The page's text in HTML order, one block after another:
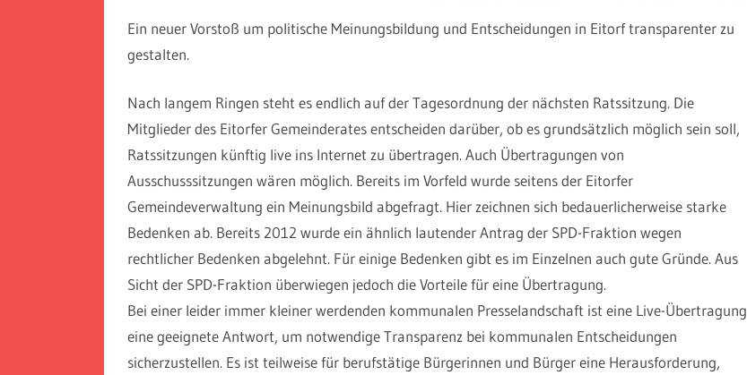
Ein neuer Vorstoß um politische Meinungsbildung und Entscheidungen in Eitorf transparenter zu
gestalten.
Nach langem Ringen steht es endlich auf der Tagesordnung der nächsten Ratssitzung. Die
Mitglieder des Eitorfer Gemeinderates entscheiden darüber, ob es grundsätzlich möglich sein soll,
Ratssitzungen künftig live ins Internet zu übertragen. Auch Übertragungen von
Ausschusssitzungen wären möglich. Bereits im Vorfeld wurde seitens der Eitorfer
Gemeindeverwaltung ein Meinungsbild abgefragt. Hier zeichnen sich bedauerlicherweise starke
Bedenken ab. Bereits 2012 wurde ein ähnlich lautender Antrag der SPD-Fraktion wegen
rechtlicher Bedenken abgelehnt. Für einige Bedenken gibt es im Einzelnen auch gute Gründe. Aus
Sicht der SPD-Fraktion überwiegen jedoch die Vorteile für eine Übertragung.
Bei einer leider immer kleiner werdenden kommunalen Presselandschaft ist eine Live-Übertragung
eine geeignete Antwort, um notwendige Transparenz bei kommunalen Entscheidungen
sicherzustellen. Es ist teilweise für berufstätige Bürgerinnen und Bürger eine Herausforderung,